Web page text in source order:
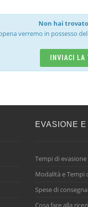
Non hai
verremo in possesso
INVIACI
EVASIONE
Tempi di evasione
Modalità e Tempi
Spese di consegna
Cosa fare alla